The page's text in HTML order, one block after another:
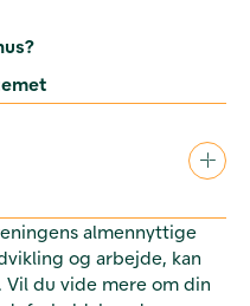
almennyttige
og arbejde, kan
du vide mere om din